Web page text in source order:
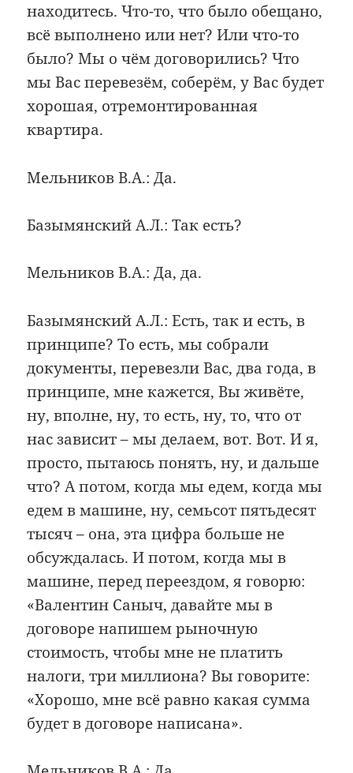
находитесь. Что-то, что было обещано,
всё выполнено или нет? Или что-то
было? Мы о чём договорились? Что
мы Вас перевезём, соберём, у Вас будет
хорошая, отремонтированная
квартира.
Мельников В.А.: Да.
Базымянский А.Л.: Так есть?
Мельников В.А.: Да, да.
Базымянский А.Л.: Есть, так и есть, в
принципе? То есть, мы собрали
документы, перевезли Вас, два года, в
принципе, мне кажется, Вы живёте,
ну, вполне, ну, то есть, ну, то, что от
нас зависит – мы делаем, вот. Вот. И я,
просто, пытаюсь понять, ну, и дальше
что? А потом, когда мы едем, когда мы
едем в машине, ну, семьсот пятьдесят
тысяч – она, эта цифра больше не
обсуждалась. И потом, когда мы в
машине, перед переездом, я говорю:
«Валентин Саныч, давайте мы в
договоре напишем рыночную
стоимость, чтобы мне не платить
налоги, три миллиона? Вы говорите:
«Хорошо, мне всё равно какая сумма
будет в договоре написана».